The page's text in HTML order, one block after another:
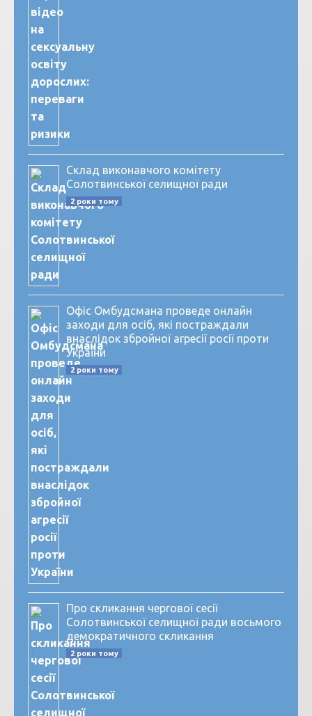
Склад виконавчого комітету
Солотвинської селищної ради
2 роки тому
Офіс Омбудсмана проведе онлайн
заходи для осіб, які постраждали
внаслідок збройної агресії росії проти
України
2 роки тому
Про скликання чергової сесії
Солотвинської селищної ради восьмого
демократичного скликання
2 роки тому